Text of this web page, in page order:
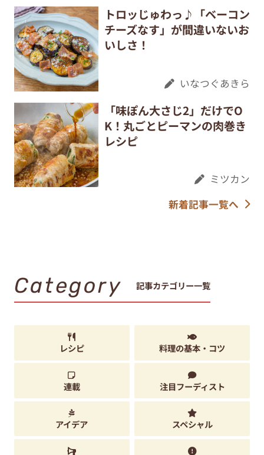
トロッじゅわっ♪「ベーコン
チーズなす」が間違いないお
いしさ！
いなつぐあきら
「味ぽん大さじ2」だけでO
K！丸ごとピーマンの肉巻き
レシピ
ミツカン
新着記事一覧へ
Category 記事カテゴリー一覧
レシピ 料理の基本・コツ
連載 注目フーディスト
アイデア スペシャル